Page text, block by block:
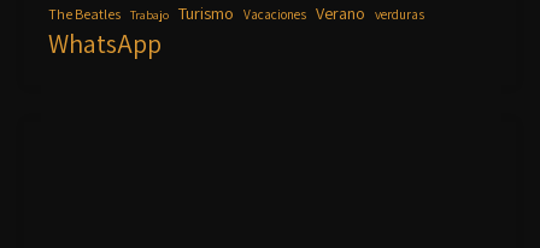
The Beatles Trabajo Turismo Vacaciones Verano verduras
WhatsApp